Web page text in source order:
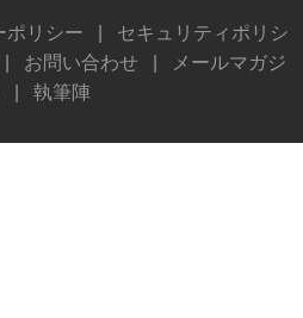
ポリシー
セキュリティポリシ
お問い合わせ
メールマガジ
執筆陣